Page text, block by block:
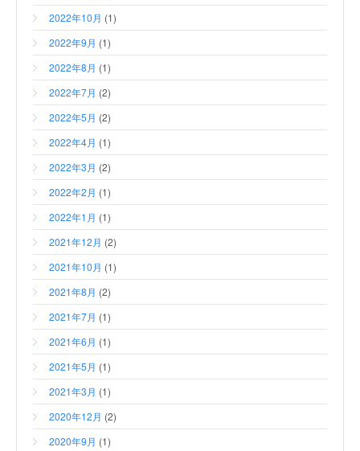
2022年10月 (1)
2022年9月 (1)
2022年8月 (1)
2022年7月 (2)
2022年5月 (2)
2022年4月 (1)
2022年3月 (2)
2022年2月 (1)
2022年1月 (1)
2021年12月 (2)
2021年10月 (1)
2021年8月 (2)
2021年7月 (1)
2021年6月 (1)
2021年5月 (1)
2021年3月 (1)
2020年12月 (2)
2020年9月 (1)